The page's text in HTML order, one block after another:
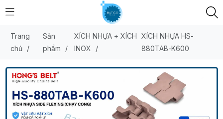
Trang
chủ
/
Sản
phẩm
/
XÍCH NHỰA + XÍCH
INOX
/
XÍCH NHỰA HS-
880TAB-K600